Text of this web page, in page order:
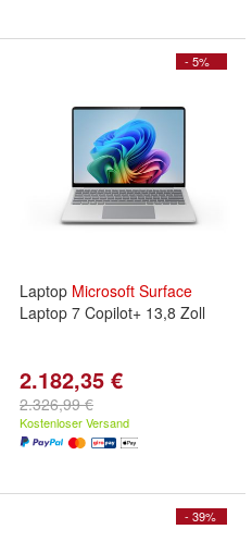
- 5%
Laptop Microsoft Surface
Laptop 7 Copilot+ 13,8 Zoll
2.182,35 €
2.326,99 €
Kostenloser Versand
- 39%